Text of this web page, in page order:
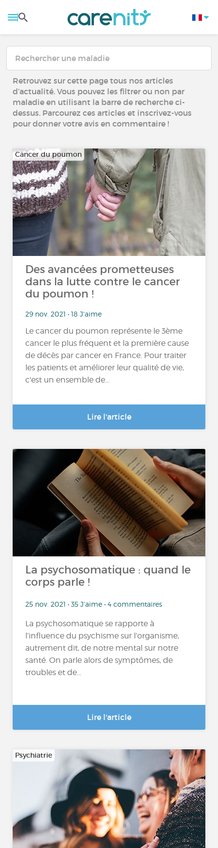
Retrouvez sur cette page tous nos articles
d’actualité. Vous pouvez les filtrer ou non par
maladie en utilisant la barre de recherche ci-
dessus. Parcourez ces articles et inscrivez-vous
pour donner votre avis en commentaire !
Cancer du poumon
Des avancées prometteuses
dans la lutte contre le cancer
du poumon !
29 nov. 2021 • 18 J'aime
Le cancer du poumon représente le 3ème
cancer le plus fréquent et la première cause
de décès par cancer en France. Pour traiter
les patients et améliorer leur qualité de vie,
c'est un ensemble de...
Lire l'article
La psychosomatique : quand le
corps parle !
25 nov. 2021 • 35 J'aime • 4 commentaires
La psychosomatique se rapporte à
l’influence du psychisme sur l’organisme,
autrement dit, de notre mental sur notre
santé. On parle alors de symptômes, de
troubles et de...
Lire l'article
Psychiatrie